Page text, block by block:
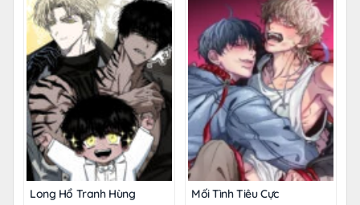
Long Hổ Tranh Hùng Mối Tình Tiêu Cực